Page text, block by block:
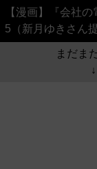
【漫画】『会社
5（新月ゆきさん提
まだま